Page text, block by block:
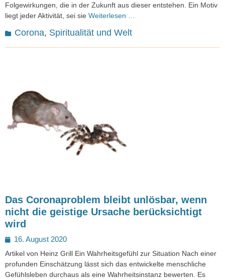
Folgewirkungen, die in der Zukunft aus dieser entstehen. Ein Motiv
liegt jeder Aktivität, sei sie Weiterlesen …
Kategorien
Corona, Spiritualität und Welt
Das Coronaproblem bleibt unlösbar, wenn
nicht die geistige Ursache berücksichtigt
wird
Posted
on
16. August 2020
Artikel von Heinz Grill Ein Wahrheitsgefühl zur Situation Nach einer
profunden Einschätzung lässt sich das entwickelte menschliche
Gefühlsleben durchaus als eine Wahrheitsinstanz bewerten. Es